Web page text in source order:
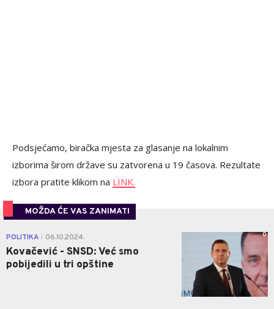
Podsjećamo, biračka mjesta za glasanje na lokalnim
izborima širom države su zatvorena u 19 časova. Rezultate
izbora pratite klikom na LINK.
MOŽDA ĆE VAS ZANIMATI
POLITIKA 06.10.2024.
Kovačević - SNSD: Već smo
pobijedili u tri opštine
0